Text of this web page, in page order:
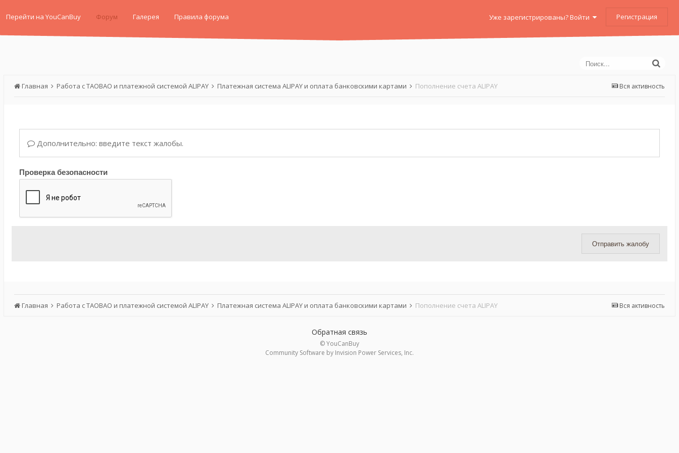
Перейти на YouCanBuy Форум Галерея Правила форума Уже зарегистрированы? Войти Регистрация
Вся активность
Главная Работа с TAOBAO и платежной системой ALIPAY Платежная система ALIPAY и оплата банковскими картами Пополнение счета ALIPAY
Дополнительно: введите текст жалобы.
Проверка безопасности
Отправить жалобу
Вся активность
Главная Работа с TAOBAO и платежной системой ALIPAY Платежная система ALIPAY и оплата банковскими картами Пополнение счета ALIPAY
Обратная связь
© YouCanBuy
Community Software by Invision Power Services, Inc.